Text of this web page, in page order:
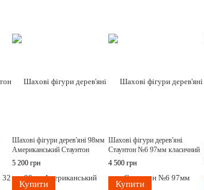
Шахові фігури дерев'яні 98мм
Американський Стаунтон
5 200 грн
Купити
Шахові фігури дерев'яні
Стаунтон №6 97мм класичний
4 500 грн
Купити